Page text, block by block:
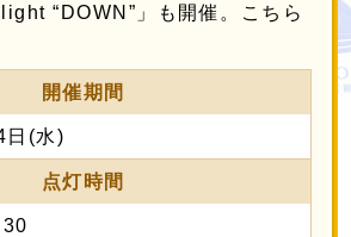
“DOWN”」も開催。こちら
開催期間
日(水)
点灯時間